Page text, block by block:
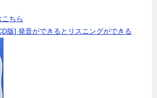
ちら
版] 発音ができるとリスニングができる